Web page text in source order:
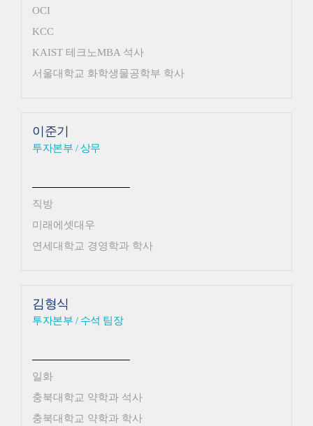
OCI
KCC
KAIST 테크노MBA 석사
서울대학교 화학생물공학부 학사
이준기
투자본부 / 상무
직방
미래에셋대우
연세대학교 경영학과 학사
김형식
투자본부 / 수석 팀장
일화
충북대학교 약학과 석사
충북대학교 약학과 학사